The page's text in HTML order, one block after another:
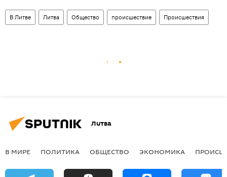
В Литве Литва Общество происшествие Происшествия
Литва
В МИРЕ ПОЛИТИКА ОБЩЕСТВО ЭКОНОМИКА